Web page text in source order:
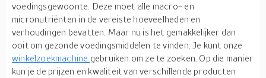
voedingsgewoonte. Deze moet alle macro- en
micronutriënten in de vereiste hoeveelheden en
verhoudingen bevatten. Maar nu is het gemakkelijker dan
ooit om gezonde voedingsmiddelen te vinden. Je kunt onze
winkelzoekmachine gebruiken om ze te zoeken. Op die manier
kun je de prijzen en kwaliteit van verschillende producten